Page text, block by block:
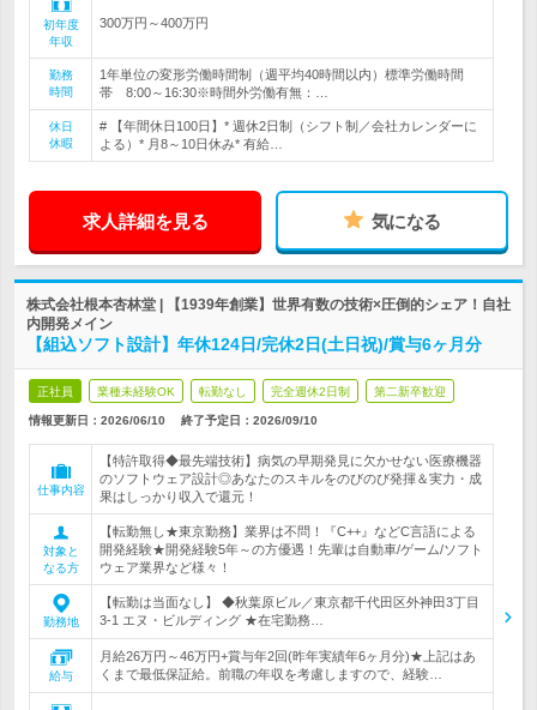
初年度
年収
300万円～400万円
勤務
時間
1年単位の変形労働時間制（週平均40時間以内）標準労働時間
帯 8:00～16:30※時間外労働有無：…
休日
休暇
# 【年間休日100日】* 週休2日制（シフト制／会社カレンダーに
よる）* 月8～10日休み* 有給…
求人詳細を見る 気になる
株式会社根本杏林堂 | 【1939年創業】世界有数の技術×圧倒的シェア！自社
内開発メイン
【組込ソフト設計】年休124日/完休2日(土日祝)/賞与6ヶ月分
正社員 業種未経験OK 転勤なし 完全週休2日制 第二新卒歓迎
情報更新日：2026/06/10 終了予定日： 2026/09/10
仕事内容
【特許取得◆最先端技術】病気の早期発見に欠かせない医療機器
のソフトウェア設計◎あなたのスキルをのびのび発揮＆実力・成
果はしっかり収入で還元！
対象と
なる方
【転勤無し★東京勤務】業界は不問！『C++』などC言語による
開発経験★開発経験5年～の方優遇！先輩は自動車/ゲーム/ソフト
ウェア業界など様々！
勤務地
【転勤は当面なし】 ◆秋葉原ビル／東京都千代田区外神田3丁目
3-1 エヌ・ビルディング ★在宅勤務…
給与
月給26万円～46万円+賞与年2回(昨年実績年6ヶ月分)★上記はあ
くまで最低保証給。前職の年収を考慮しますので、経験…